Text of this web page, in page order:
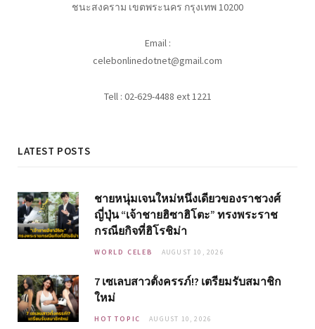
ชนะสงคราม เขตพระนคร กรุงเทพ 10200
Email :
celebonlinedotnet@gmail.com
Tell : 02-629-4488 ext 1221
LATEST POSTS
ชายหนุ่มเจนใหม่หนึ่งเดียวของราชวงศ์
ญี่ปุ่น “เจ้าชายฮิซาฮิโตะ” ทรงพระราช
กรณียกิจที่ฮิโรชิม่า
WORLD CELEB AUGUST 10, 2026
7 เซเลบสาวตั้งครรภ์!? เตรียมรับสมาชิก
ใหม่
HOT TOPIC AUGUST 10, 2026